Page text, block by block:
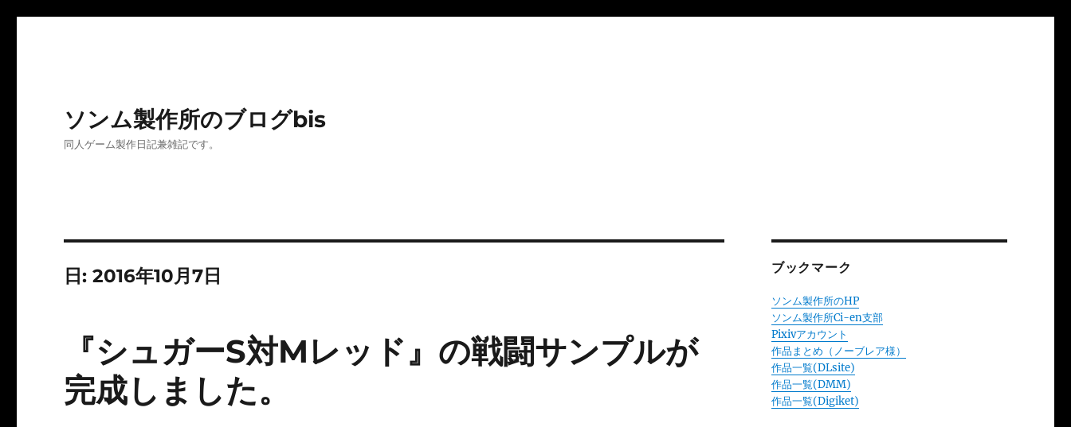
ソンム製作所のブログbis
同人ゲーム製作日記兼雑記です。
日:2016年10月7日
『シュガーS対Mレッド』の戦闘サンプルが
完成しました。
ブックマーク
ソンム製作所のHP
ソンム製作所Ci-en支部
Pixivアカウント
作品まとめ（ノーブレア様）
作品一覧(DLsite)
作品一覧(DMM)
作品一覧(Digiket)